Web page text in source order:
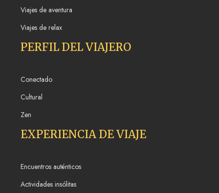
Viajes de aventura
Viajes de relax
PERFIL DEL VIAJERO
Conectado
Cultural
Zen
EXPERIENCIA DE VIAJE
Encuentros auténticos
Actividades insólitas